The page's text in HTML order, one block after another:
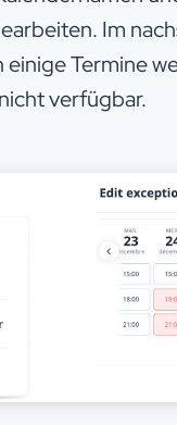
Im
einige Termine
verfügbar.